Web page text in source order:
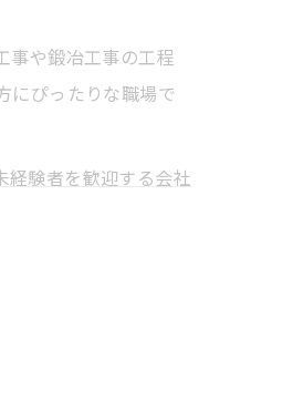
事や鍛冶工事の工程
にぴったりな職場で
経験者を歓迎する会社